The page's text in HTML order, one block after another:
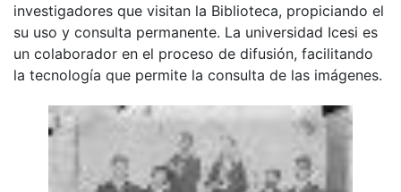
investigadores que visitan la Biblioteca, propiciando el
su uso y consulta permanente. La universidad Icesi es
un colaborador en el proceso de difusión, facilitando
la tecnología que permite la consulta de las imágenes.